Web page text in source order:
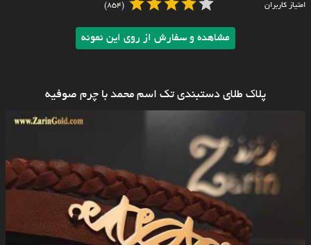
امتیاز کاربران (854)
مشاهده و سفارش از روی این نمونه
پلاک طلای دستبندی تک اسم محمد با چرم صوفیه